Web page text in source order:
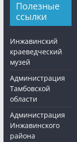
Полезные
ссылки
Инжавинский
краеведческий
музей
Администрация
Тамбовской
области
Администрация
Инжавинского
района